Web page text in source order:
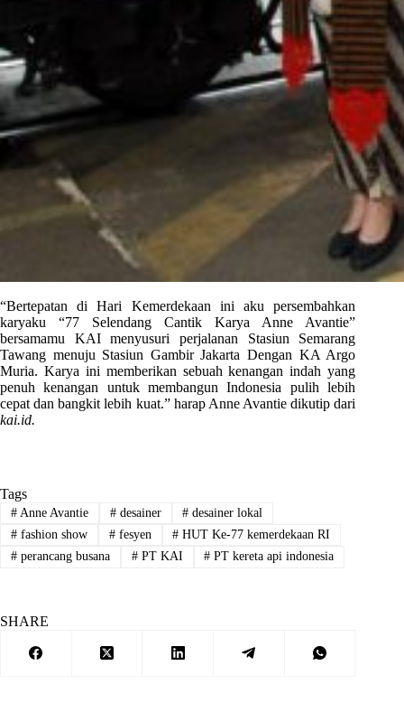
“Bertepatan di Hari Kemerdekaan ini aku persembahkan
karyaku “77 Selendang Cantik Karya Anne Avantie”
bersamamu KAI menyusuri perjalanan Stasiun Semarang
Tawang menuju Stasiun Gambir Jakarta Dengan KA Argo
Muria. Karya ini memberikan sebuah kenangan indah yang
penuh kenangan untuk membangun Indonesia pulih lebih
cepat dan bangkit lebih kuat.” harap Anne Avantie dikutip dari
kai.id.
Tags
#Anne Avantie #desainer # desainer lokal
#fashion show #fesyen # HUT Ke-77 kemerdekaan RI
#perancang busana #PT KAI # PT kereta api indonesia
SHARE